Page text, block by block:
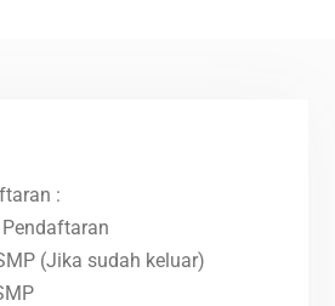
:
(Jika sudah keluar)